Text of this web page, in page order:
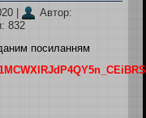
Автор:
832
посиланням